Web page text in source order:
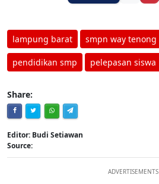
lampung barat smpn way tenong
pendidikan smp pelepasan siswa
Share:
Editor: Budi Setiawan
Source:
ADVERTISEMENTS